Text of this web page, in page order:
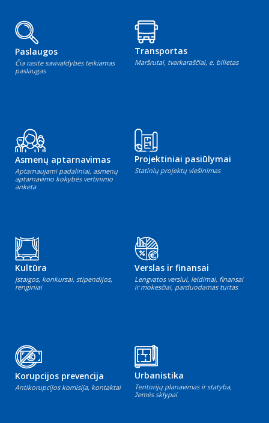
Paslaugos
Čia rasite savivaldybės teikiamas
paslaugas
Transportas
Maršrutai, tvarkaraščiai, e. bilietas
Asmenų aptarnavimas
Aptarnaujami padaliniai, asmenų
aptarnavimo kokybės vertinimo
anketa
Projektiniai pasiūlymai
Statinių projektų viešinimas
Kultūra
Įstaigos, konkursai, stipendijos,
renginiai
Verslas ir finansai
Lengvatos verslui, leidimai, finansai
ir mokesčiai, parduodamas turtas
Korupcijos prevencija
Antikorupcijos komisija, kontaktai
Urbanistika
Teritorijų planavimas ir statyba,
žemės sklypai